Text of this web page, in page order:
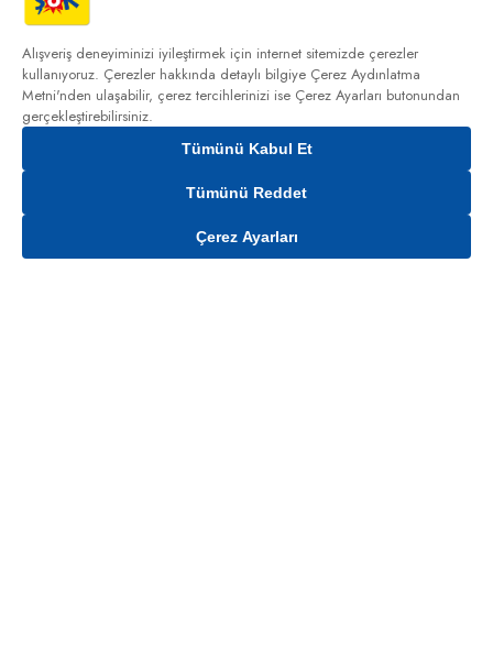
Gelince Haber Ver
Alışveriş deneyiminizi iyileştirmek için internet sitemizde çerezler
kullanıyoruz. Çerezler hakkında detaylı bilgiye Çerez Aydınlatma
Metni'nden ulaşabilir, çerez tercihlerinizi ise Çerez Ayarları butonundan
gerçekleştirebilirsiniz.
Tümünü Kabul Et
Tümünü Reddet
Çerez Ayarları